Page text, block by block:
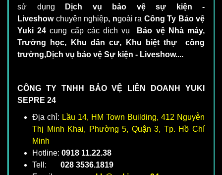
sử dụng
Dịch vụ bảo vệ sự kiện -
Liveshow chuyên nghiệp, ngoài ra Công Ty Bảo vệ
Yuki 24cung cấp các dịch vụ Bảo vệ Nhà máy,
Trường học, Khu dân cư, Khu biệt thự công
trường,Dịch vụ bảo vệ Sự kiện - Liveshow....
CÔNG TY TNHH BẢO VỆ LIÊN DOANH YUKI
SEPRE 24
Địa chỉ: Lầu 14, HM Town Building, 412 Nguyễn
Thị Minh Khai, Phường 5, Quận 3, Tp. Hồ Chí
Minh
Hotline: 0918 11.22.38
Tell:
028 3536.1819